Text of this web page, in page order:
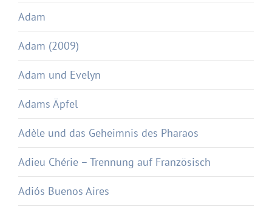
Adam
Adam (2009)
Adam und Evelyn
Adams Äpfel
Adèle und das Geheimnis des Pharaos
Adieu Chérie – Trennung auf Französisch
Adiós Buenos Aires